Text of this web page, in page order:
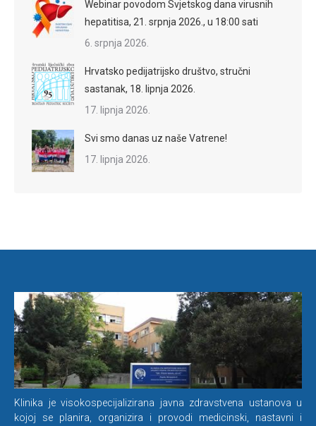
Webinar povodom Svjetskog dana virusnih
hepatitisa, 21. srpnja 2026., u 18:00 sati
6. srpnja 2026.
Hrvatsko pedijatrijsko društvo, stručni
sastanak, 18. lipnja 2026.
17. lipnja 2026.
Svi smo danas uz naše Vatrene!
17. lipnja 2026.
Klinika je visokospecijalizirana javna zdravstvena ustanova u
kojoj se planira, organizira i provodi medicinski, nastavni i